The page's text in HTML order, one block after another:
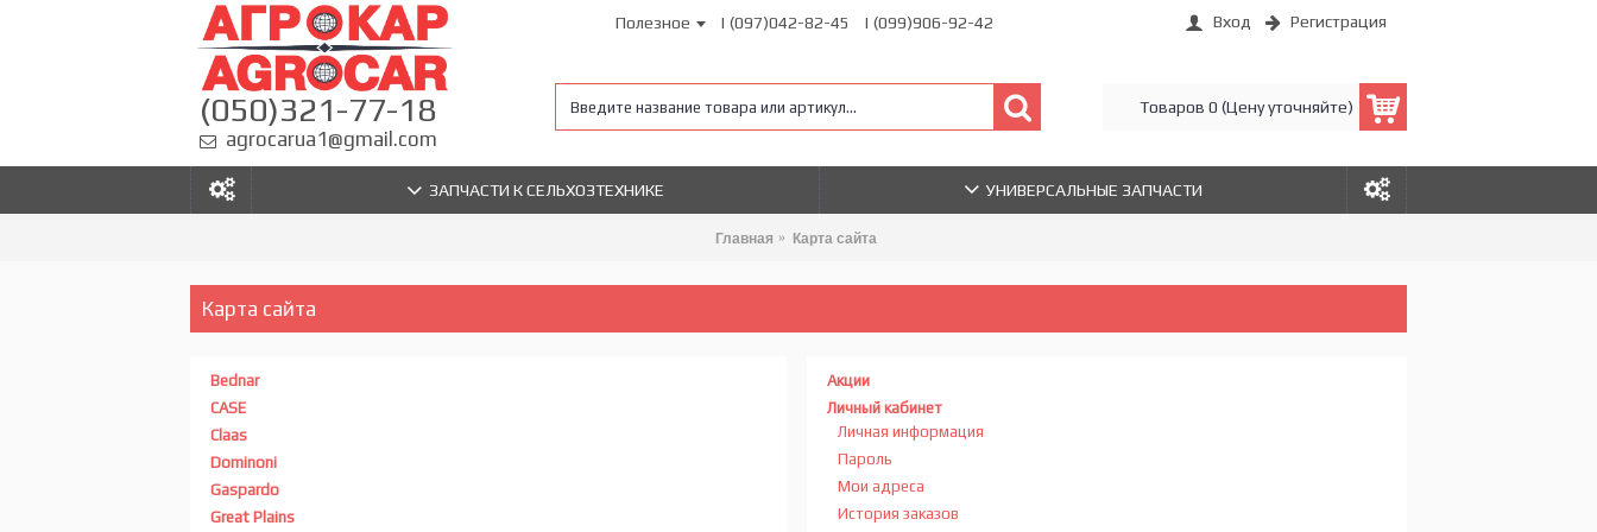
(050)321-77-18
agrocarua1@gmail.com
Полезное | (097)042-82-45 | (099)906-92-42 Вход Регистрация
Товаров 0 (Цену уточняйте)
ЗАПЧАСТИ К СЕЛЬХОЗТЕХНИКЕ УНИВЕРСАЛЬНЫЕ ЗАПЧАСТИ
Главная Карта сайта
Карта сайта
Bednar
CASE
Claas
Dominoni
Gaspardo
Great Plains
Акции
Личный кабинет
Личная информация
Пароль
Мои адреса
История заказов